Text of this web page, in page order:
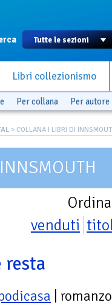
Libri collezionismo
Per collana Per autore
> COLLANA I LIBRI DI
venduti
resta
| romanzo